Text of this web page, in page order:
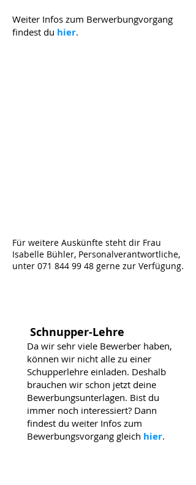
Weiter Infos zum Berwerbungvorgang
findest du hier.
Für weitere Auskünfte steht dir Frau
Isabelle Bühler, Personalverantwortliche,
unter 071 844 99 48 gerne zur Verfügung.
Schnupper-Lehre
Da wir sehr viele Bewerber haben,
können wir nicht alle zu einer
Schupperlehre einladen. Deshalb
brauchen wir schon jetzt deine
Bewerbungsunterlagen. Bist du
immer noch interessiert? Dann
findest du weiter Infos zum
Bewerbungsvorgang gleich hier.